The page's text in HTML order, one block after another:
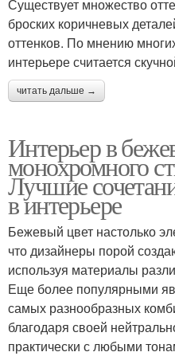
Существует множество
броских коричневых
оттенков. По мнению
интерьере считается
читать дальше →
Интерьер в
монохромного
Лучшие
в интерьере
Бежевый цвет настолько
что дизайнеры порой
используя материалы
Еще более популярными
самых разнообразных
благодаря своей
практически с любыми